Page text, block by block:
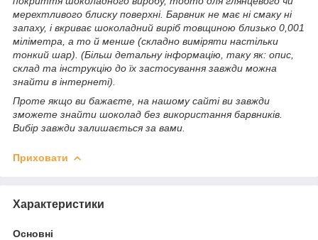
мерехтливого блиску поверхні. Барвник не має ні смаку ні
запаху, і вкриває шоколадний виріб товщиною близько 0,001
міліметра, а то й менше (складно виміряти настільки
тонкий шар). (Більш детальну інформацію, таку як: опис,
склад та інструкцію до їх застосування завжди можна
знайти в інтернеті).
Проте якщо ви бажаєте, на нашому сайті ви завжди
зможете знайти шоколад без використання барвників.
Вибір завжди залишається за вами.
Приховати
Характеристики
Основні